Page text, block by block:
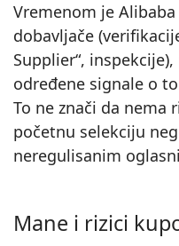
Vremenom je
dobavljače
Supplier“,
određene signale o
To ne znači da nema
početnu selekciju
neregulisanim
Mane i rizici